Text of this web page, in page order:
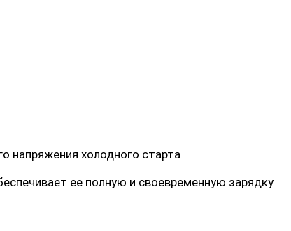
напряжения холодного старта
ее полную и своевременную зарядку